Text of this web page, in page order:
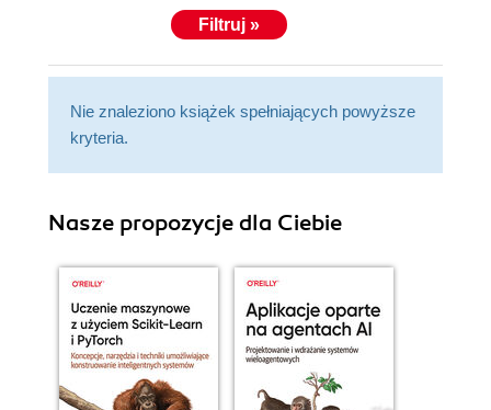
Filtruj »
Nie znaleziono książek spełniających powyższe
kryteria.
Nasze propozycje dla Ciebie